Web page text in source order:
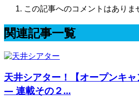
この記事へのコメントはありま
関連記事一覧
天井シアター！【オープンキ
— 連載その２...